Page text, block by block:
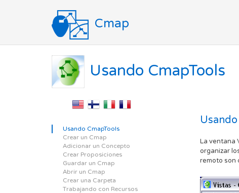
Cmap
Usando CmapTools
Usando CmapTools
Crear un Cmap
Adicionar un Concepto
Crear Proposiciones
Guardar un Cmap
Abrir un Cmap
Crear una Carpeta
Trabajando con Recursos
La ventana
organizar
remoto son